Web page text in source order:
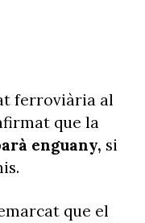
ferroviària al
que la
enguany, si
que el